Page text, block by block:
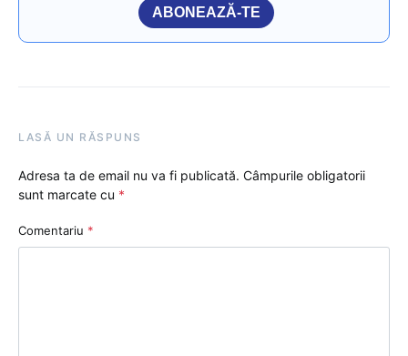
ABONEAZĂ-TE
LASĂ UN RĂSPUNS
Adresa ta de email nu va fi publicată. Câmpurile obligatorii
sunt marcate cu *
Comentariu *